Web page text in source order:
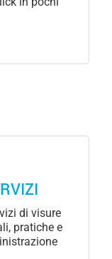
di visure
pratiche e